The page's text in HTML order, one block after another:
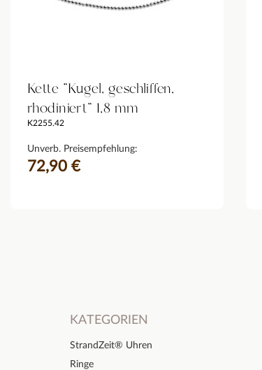
Kette "Kugel, geschliffen,
rhodiniert" 1,8 mm
K2255.42
Unverb. Preisempfehlung:
72,90 €
KATEGORIEN
StrandZeit® Uhren
Ringe